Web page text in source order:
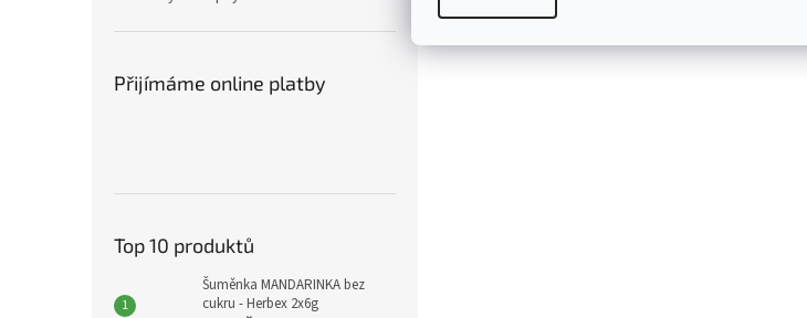
Přijímáme online platby
Top 10 produktů
Šuměnka MANDARINKA bez
cukru - Herbex 2x6g